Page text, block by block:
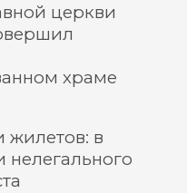
церкви
храме
жилетов: в